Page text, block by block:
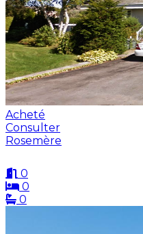
Acheté
Consulter
Rosemère
0
0
0